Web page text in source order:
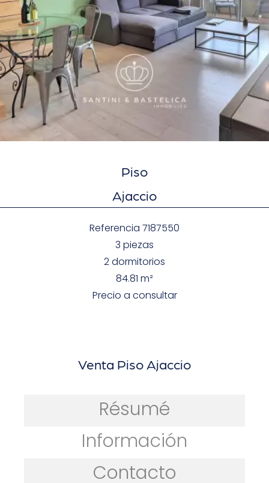
Piso
Ajaccio
Referencia 7187550
3 piezas
2 dormitorios
84.81 m²
Precio a consultar
Venta Piso Ajaccio
Résumé
Información
Contacto